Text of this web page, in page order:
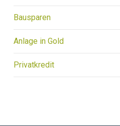
Bausparen
Anlage in Gold
Privatkredit